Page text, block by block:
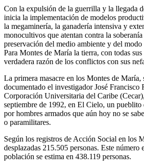
Con la expulsión de la guerrilla y la llegada
inicia la implementación de modelos
la megaminería, la ganadería intensiva y
monocultivos que atentan contra la
preservación del medio ambiente y del
Para Montes de María la tierra, con todas
verdadera razón de los conflictos con sus
La primera masacre en los Montes de María,
documentado el investigador José Francisco
Corporación Universitaria del Caribe
septiembre de 1992, en El Cielo, un pueblito
por hombres armados que aún hoy no se
o paramilitares.
Según los registros de Acción Social en los
desplazadas 215.505 personas. Este número
población se estima en 438.119 personas.